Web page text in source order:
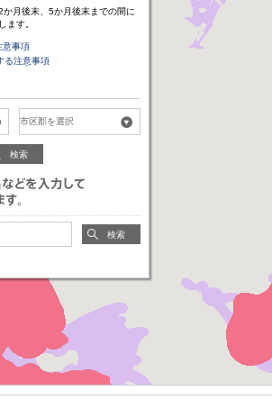
月後末、5か月後末までの間に
ます。
意事項
る注意事項
検索
検索